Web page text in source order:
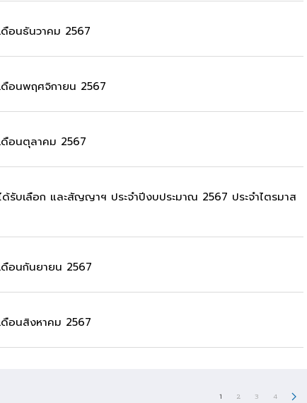
ดือนธันวาคม 2567
ดือนพฤศจิกายน 2567
ดือนตุลาคม 2567
ด้รับเลือก และสัญญาฯ ประจำปีงบประมาณ 2567 ประจำไตรมาส
ดือนกันยายน 2567
ดือนสิงหาคม 2567
1 2 3 4